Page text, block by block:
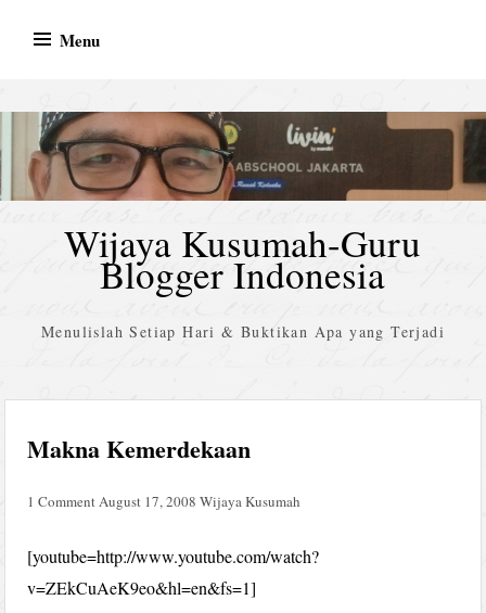
Menu
Wijaya Kusumah-Guru
Blogger Indonesia
Menulislah Setiap Hari & Buktikan Apa yang Terjadi
Makna Kemerdekaan
1 Comment August 17, 2008 Wijaya Kusumah
[youtube=http://www.youtube.com/watch?
v=ZEkCuAeK9eo&hl=en&fs=1]